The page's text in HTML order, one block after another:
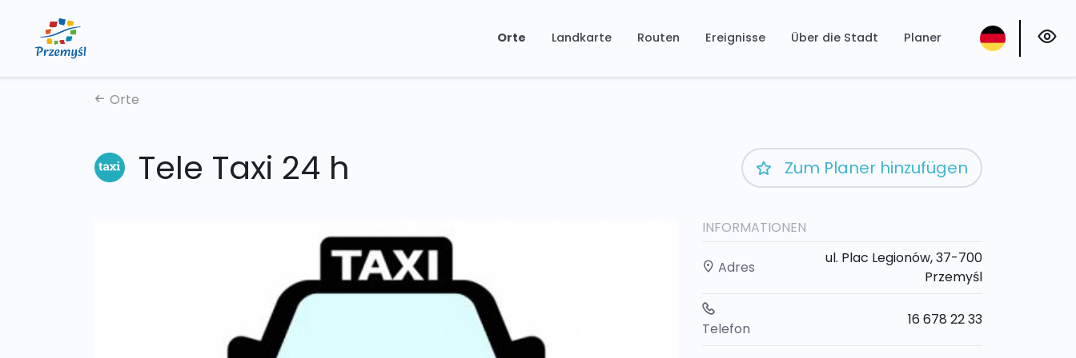
Orte Landkarte Routen Ereignisse Über die Stadt Planer
Orte
Tele Taxi 24 h Zum Planer hinzufügen
INFORMATIONEN
Adres
ul. Plac Legionów, 37-700
Przemyśl
Telefon
16 678 22 33